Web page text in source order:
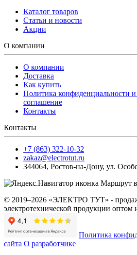
Каталог товаров
Статьи и новости
Акции
О компании
О компании
Доставка
Как купить
Политика конфиденциальности и
соглашение
Контакты
Контакты
+7 (863) 322-10-32
zakaz@electrotut.ru
344064, Ростов-на-Дону, ул.
Маршрут
© 2019–2026 «ЭЛЕКТРО ТУТ» -
электротехнической продукции оптом
Политика
сайта О разработчике